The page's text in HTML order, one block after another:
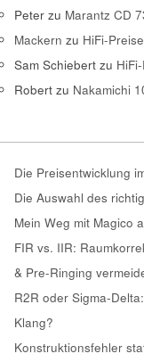
Peter zu Marantz CD
Mackern zu HiFi-
Sam Schiebert zu
Robert zu Nakamichi
Die Preisentwicklung
Die Auswahl des
Mein Weg mit Magico
FIR vs. IIR:
& Pre-Ringing
R2R oder Sigma-
Klang?
Konstruktionsfehler